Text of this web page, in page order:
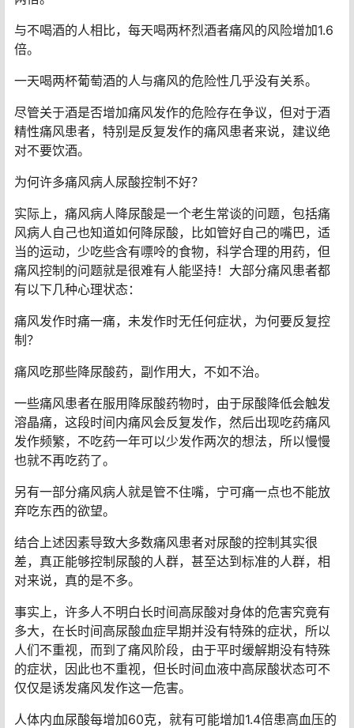
与不喝酒的人相比，每天喝两杯烈酒者痛风的风险增加1.6
倍。
一天喝两杯葡萄酒的人与痛风的危险性几乎没有关系。
尽管关于酒是否增加痛风发作的危险存在争议，但对于酒
精性痛风患者，特别是反复发作的痛风患者来说，建议绝
对不要饮酒。
为何许多痛风病人尿酸控制不好？
实际上，痛风病人降尿酸是一个老生常谈的问题，包括痛
风病人自己也知道如何降尿酸，比如管好自己的嘴巴，适
当的运动，少吃些含有嘌呤的食物，科学合理的用药，但
痛风控制的问题就是很难有人能坚持！大部分痛风患者都
有以下几种心理状态：
痛风发作时痛一痛，未发作时无任何症状，为何要反复控
制？
痛风吃那些降尿酸药，副作用大，不如不治。
一些痛风患者在服用降尿酸药物时，由于尿酸降低会触发
溶晶痛，这段时间内痛风会反复发作，然后出现吃药痛风
发作频繁，不吃药一年可以少发作两次的想法，所以慢慢
也就不再吃药了。
另有一部分痛风病人就是管不住嘴，宁可痛一点也不能放
弃吃东西的欲望。
结合上述因素导致大多数痛风患者对尿酸的控制其实很
差，真正能够控制尿酸的人群，甚至达到标准的人群，相
对来说，真的是不多。
事实上，许多人不明白长时间高尿酸对身体的危害究竟有
多大，在长时间高尿酸血症早期并没有特殊的症状，所以
人们不重视，而到了痛风阶段，由于平时缓解期没有特殊
的症状，因此也不重视，但长时间血液中高尿酸状态可不
仅仅是诱发痛风发作这一危害。
人体内血尿酸每增加60克，就有可能增加1.4倍患高血压的